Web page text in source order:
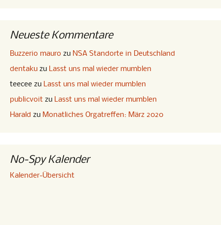
Neueste Kommentare
Buzzerio mauro zu NSA Standorte in Deutschland
dentaku zu Lasst uns mal wieder mumblen
teecee zu Lasst uns mal wieder mumblen
publicvoit zu Lasst uns mal wieder mumblen
Harald zu Monatliches Orgatreffen: März 2020
No-Spy Kalender
Kalender-Übersicht